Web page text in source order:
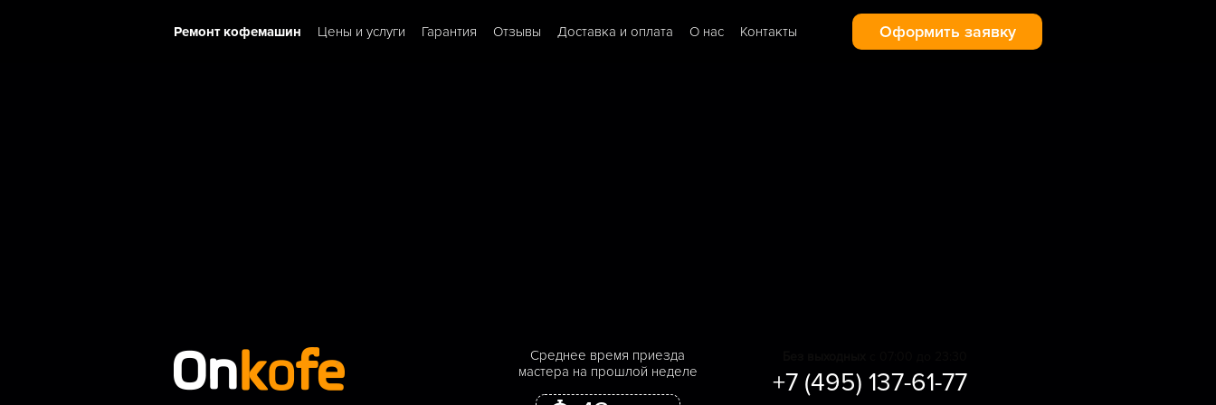
Ремонт кофемашин Цены и услуги Гарантия Отзывы Доставка и оплата О нас Контакты Оформить заявку
Cреднее время приезда
мастера на прошлой неделе
+7 (495) 137-61-77